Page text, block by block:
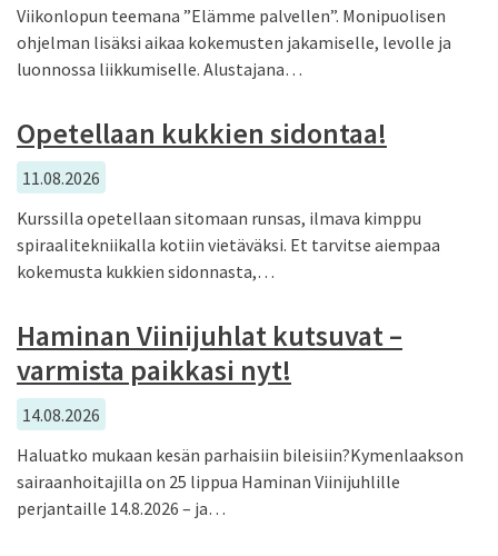
Viikonlopun teemana ”Elämme palvellen”. Monipuolisen
ohjelman lisäksi aikaa kokemusten jakamiselle, levolle ja
luonnossa liikkumiselle. Alustajana…
Opetellaan kukkien sidontaa!
11.08.2026
Kurssilla opetellaan sitomaan runsas, ilmava kimppu
spiraalitekniikalla kotiin vietäväksi. Et tarvitse aiempaa
kokemusta kukkien sidonnasta,…
Haminan Viinijuhlat kutsuvat –
varmista paikkasi nyt!
14.08.2026
Haluatko mukaan kesän parhaisiin bileisiin?Kymenlaakson
sairaanhoitajilla on 25 lippua Haminan Viinijuhlille
perjantaille 14.8.2026 – ja…